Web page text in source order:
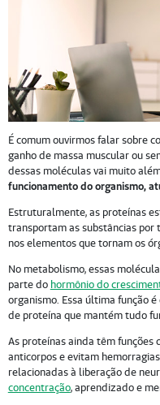
É comum ouvirmos falar sobre
ganho de massa muscular ou
dessas moléculas vai muito
funcionamento do organismo,
Estruturalmente, as proteínas
transportam as substâncias por
nos elementos que tornam os
No metabolismo, essas
parte do hormônio do
organismo. Essa última função
de proteína que mantém tudo
As proteínas ainda têm funções
anticorpos e evitam
relacionadas à liberação de
concentração, aprendizado e